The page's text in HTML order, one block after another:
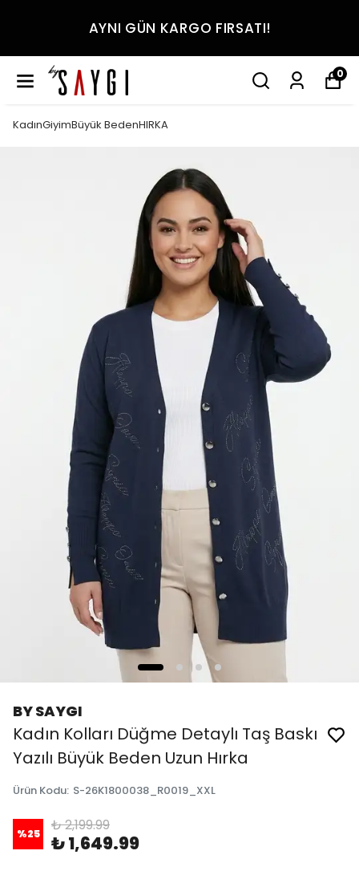
AYNI GÜN KARGO FIRSATI!
0
KadınGiyimBüyük BedenHIRKA
BY SAYGI
Kadın Kolları Düğme Detaylı Taş Baskı
Yazılı Büyük Beden Uzun Hırka
Ürün Kodu: S-26K1800038_R0019_XXL
%25 ₺ 2,199.99
₺ 1,649.99